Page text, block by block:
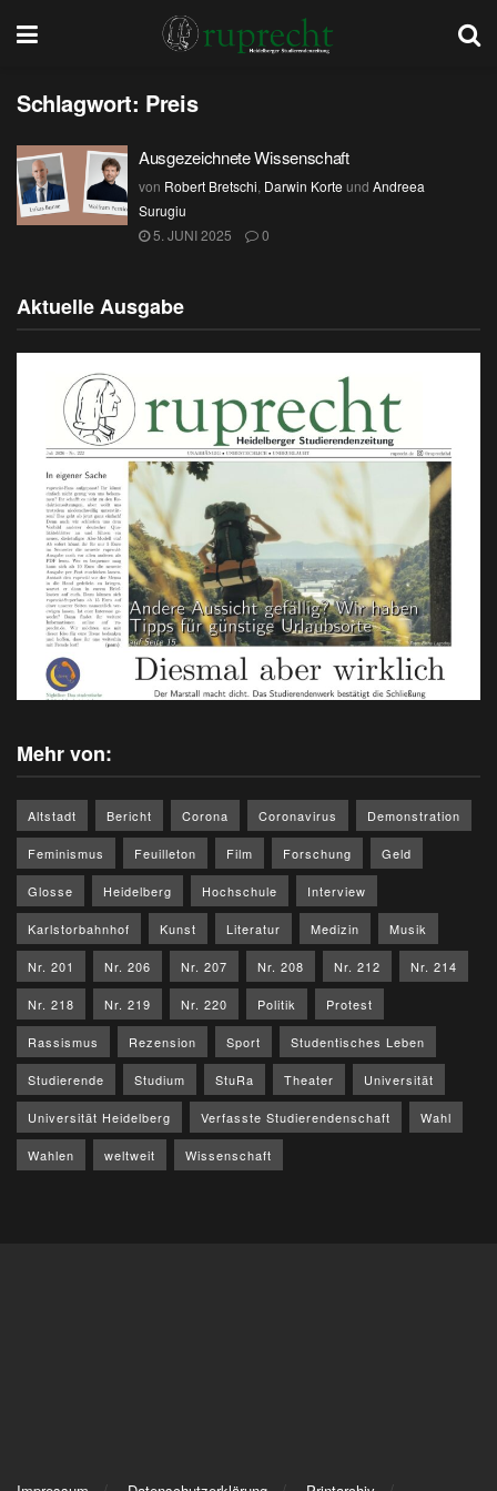
Schlagwort: Preis
Ausgezeichnete Wissenschaft
von Robert Bretschi, Darwin Korte und Andreea
Surugiu
5. JUNI 2025
0
Aktuelle Ausgabe
Mehr von:
Altstadt Bericht Corona Coronavirus Demonstration
Feminismus Feuilleton Film Forschung Geld
Glosse Heidelberg Hochschule Interview
Karlstorbahnhof Kunst Literatur Medizin Musik
Nr. 201 Nr. 206 Nr. 207 Nr. 208 Nr. 212 Nr. 214
Nr. 218 Nr. 219 Nr. 220 Politik Protest
Rassismus Rezension Sport Studentisches Leben
Studierende Studium StuRa Theater Universität
Universität Heidelberg Verfasste Studierendenschaft Wahl
Wahlen weltweit Wissenschaft